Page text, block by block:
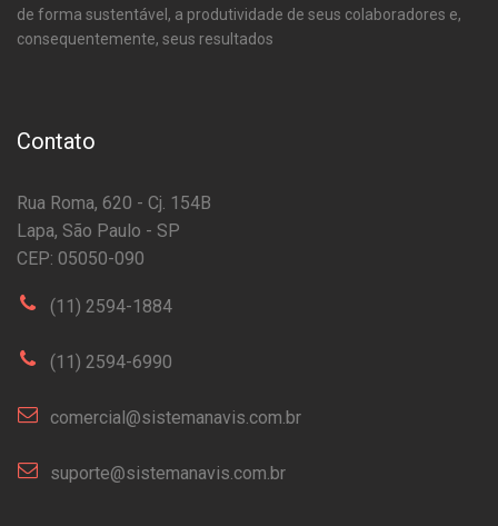
de forma sustentável, a produtividade de seus colaboradores e,
consequentemente, seus resultados
Contato
Rua Roma, 620 - Cj. 154B
Lapa, São Paulo - SP
CEP: 05050-090
(11) 2594-1884
(11) 2594-6990
comercial@sistemanavis.com.br
suporte@sistemanavis.com.br